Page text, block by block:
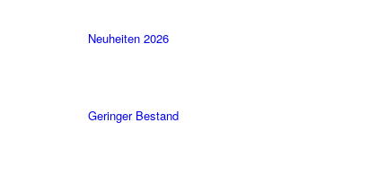
Neuheiten 2026
Geringer Bestand